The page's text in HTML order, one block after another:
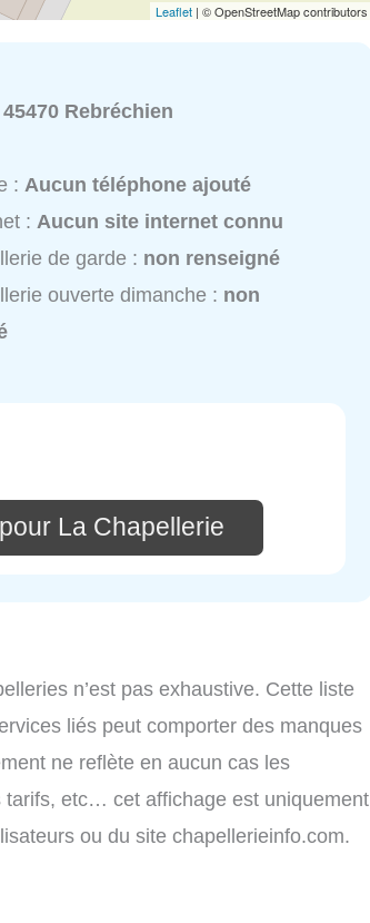
Leaflet | © OpenStreetMap contributors
45470 Rebréchien
: Aucun téléphone ajouté
: Aucun site internet connu
de garde : non renseigné
ouverte dimanche : non
La Chapellerie
n’est pas exhaustive. Cette liste
liés peut comporter des manques
ne reflète en aucun cas les
tarifs, etc… cet affichage est uniquement
ou du site chapellerieinfo.com.